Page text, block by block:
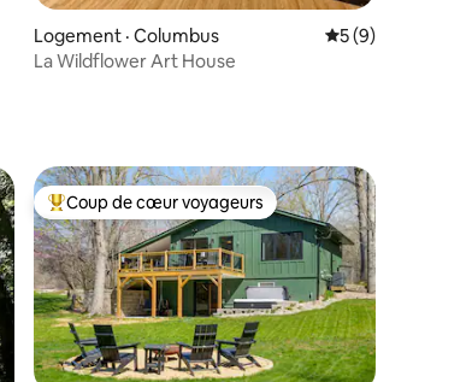
Logement · Columbus Note moyenne
5 (9)
La Wildflower Art House
Coup de cœur voyageurs parmi les plus aimés
Coup de cœur voyageurs